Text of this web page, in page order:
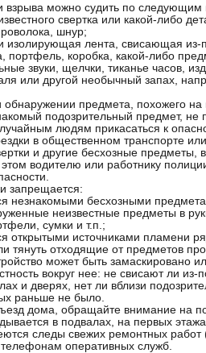
взрыва можно судить по следующим
свертка или какой-либо
шнур;
изолирующая лента, свисающая
портфель, коробка, какой-либо
звуки, щелчки, тиканье часов,
или другой необычный запах,
обнаружении предмета, похожего на
подозрительный предмет,
людям прикасаться к
в общественном транспорте
и другие бесхозные предметы,
водителю или работнику
запрещается:
незнакомыми бесхозными
неизвестные предметы в
сумки и т.п.;
открытыми источниками пламени
тянуть отходящие от предметов
может быть замаскировано
вокруг нее: не свисают ли
и дверях, нет ли вблизи
раньше не было.
дома, обращайте внимание на
в подвалах, на первых
следы свежих ремонтных работ
оперативных служб.